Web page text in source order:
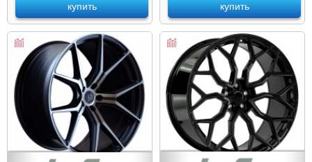
купить купить